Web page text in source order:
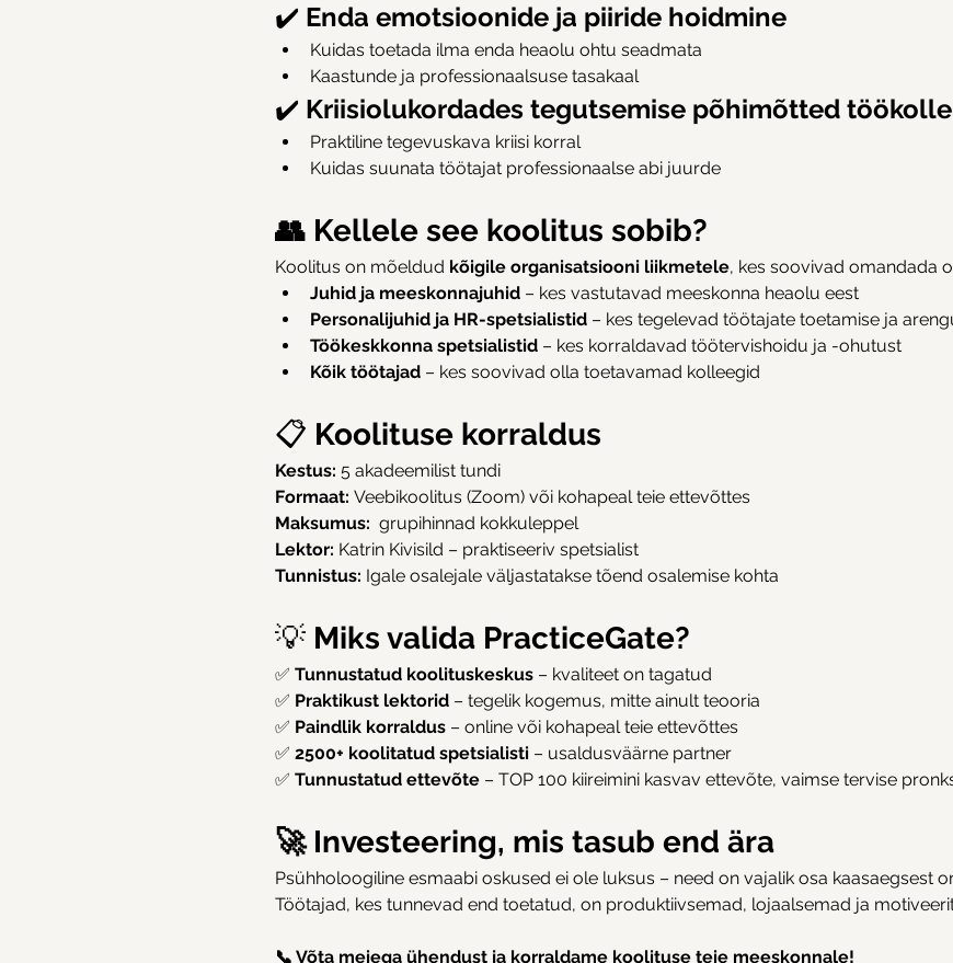
✔️ Enda emotsioonide ja piiride hoidmine
Kuidas toetada ilma enda heaolu ohtu seadmata
Kaastunde ja professionaalsuse tasakaal
✔️ Kriisiolukordades tegutsemise põhimõtted
Praktiline tegevuskava kriisi korral
Kuidas suunata töötajat professionaalse abi juurde
👥 Kellele see koolitus sobib?
Koolitus on mõeldud kõigile organisatsiooni liikmetele, kes soovivad omandada
Juhid ja meeskonnajuhid – kes vastutavad meeskonna heaolu eest
Personalijuhid ja HR-spetsialistid – kes tegelevad töötajate toetamise ja
Töökeskkonna spetsialistid – kes korraldavad töötervishoidu ja -ohutust
Kõik töötajad – kes soovivad olla toetavamad kolleegid
📋 Koolituse korraldus
Kestus: 5 akadeemilist tundi
Formaat: Veebikoolitus (Zoom) või kohapeal teie ettevõttes
Maksumus: grupihinnad kokkuleppel
Lektor: Katrin Kivisild – praktiseeriv spetsialist
Tunnistus: Igale osalejale väljastatakse tõend osalemise kohta
💡 Miks valida PracticeGate?
✅ Tunnustatud koolituskeskus – kvaliteet on tagatud
✅ Praktikust lektorid – tegelik kogemus, mitte ainult teooria
✅ Paindlik korraldus – online või kohapeal teie ettevõttes
✅ 2500+ koolitatud spetsialisti – usaldusväärne partner
✅ Tunnustatud ettevõte – TOP 100 kiireimini kasvav ettevõte, vaimse tervise
🚀 Investeering, mis tasub end ära
Psühholoogiline esmaabi oskused ei ole luksus – need on vajalik osa kaasaegsest
Töötajad, kes tunnevad end toetatud, on produktiivsemad, lojaalsemad ja
📞 Võta meiega ühendust ja korraldame koolituse teie meeskonnale!